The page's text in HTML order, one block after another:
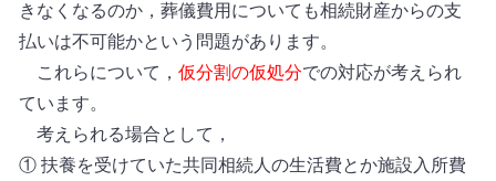
きなくなるのか，葬儀費用についても相続財産からの支
払いは不可能かという問題があります。
これらについて， 仮分割の仮処分での対応が考えられ
ています。
考えられる場合として，
① 扶養を受けていた共同相続人の生活費とか施設入所費